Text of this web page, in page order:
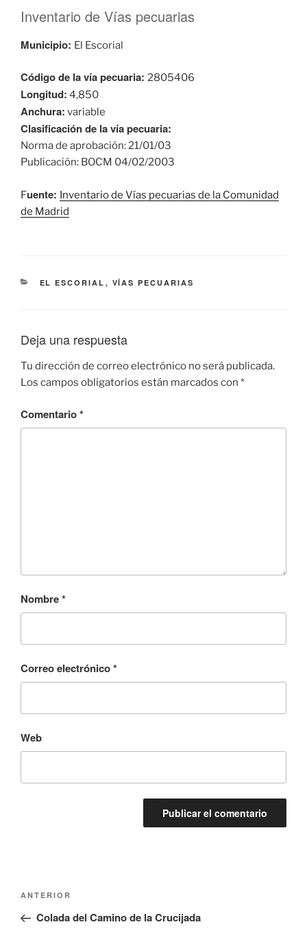
Inventario de Vías pecuarias
Municipio: El Escorial
Código de la vía pecuaria: 2805406
Longitud: 4,850
Anchura: variable
Clasificación de la vía pecuaria:
Norma de aprobación: 21/01/03
Publicación: BOCM 04/02/2003
Fuente: Inventario de Vías pecuarias de la Comunidad
de Madrid
CATEGORÍAS
EL ESCORIAL , VÍAS PECUARIAS
Deja una respuesta
Tu dirección de correo electrónico no será publicada.
Los campos obligatorios están marcados con *
Comentario*
Nombre*
Correo electrónico*
Web
Navegación
entradas
Entrada
anterior:
ANTERIOR
Colada del Camino de la Crucijada